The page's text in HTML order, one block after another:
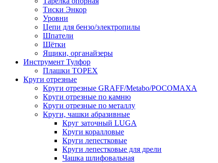
Тиски Энкор
Уровни
Цепи для бензо/электропилы
Шпатели
Щётки
Ящики, органайзеры
Инструмент Тулфор
Плашки ТОРЕХ
Круги отрезные
Круги отрезные GRAFF/Metabo/РОСОМАХА
Круги отрезные по камню
Круги отрезные по металлу
Круги, чашки абразивные
Круг заточный LUGA
Круги коралловые
Круги лепестковые
Круги лепестковые для дрели
Чашка шлифовальная